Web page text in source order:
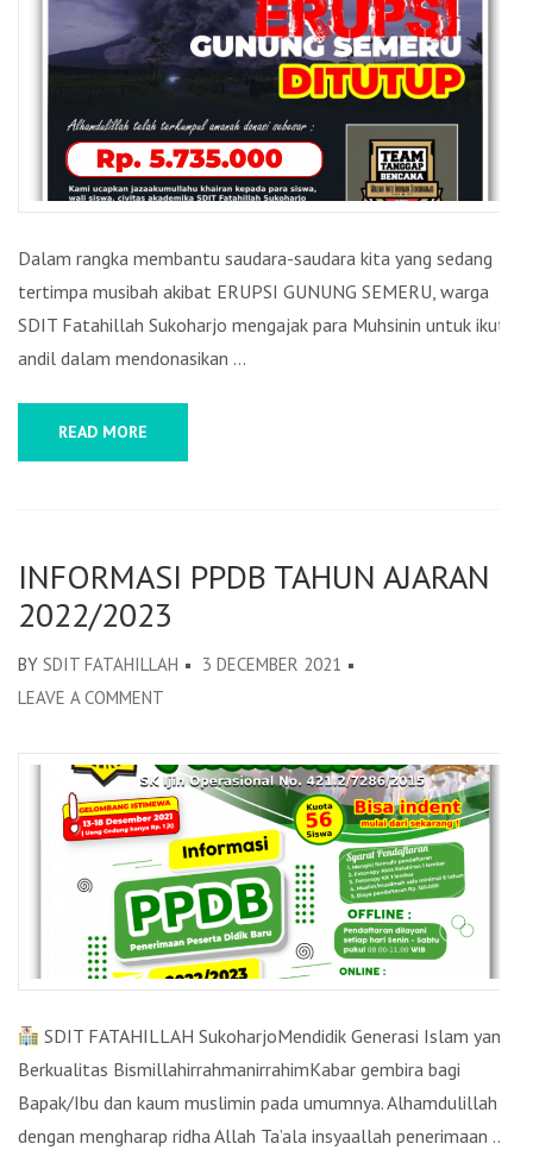
UNTUK
KORBAN
BENCANA
ERUPSI
SEMERU
Dalam rangka membantu saudara-saudara kita yang sedang
tertimpa musibah akibat ERUPSI GUNUNG SEMERU, warga
SDIT Fatahillah Sukoharjo mengajak para Muhsinin untuk ikut
andil dalam mendonasikan …
READ MORE
INFORMASI PPDB TAHUN AJARAN
2022/2023
BY SDIT FATAHILLAH
3 DECEMBER 2021
LEAVE A COMMENT
PPDB
TAHUN
AJARAN
2022/2023
SDIT FATAHILLAH SukoharjoMendidik Generasi Islam yang
Berkualitas BismillahirrahmanirrahimKabar gembira bagi
Bapak/Ibu dan kaum muslimin pada umumnya. Alhamdulillah
dengan mengharap ridha Allah Ta’ala insyaallah penerimaan …